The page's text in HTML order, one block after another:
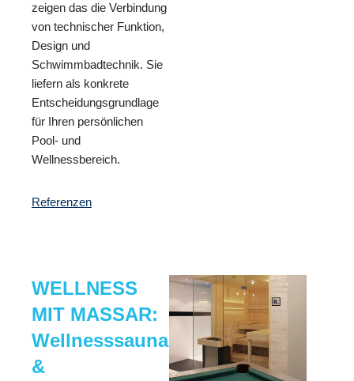
zeigen das die Verbindung
von technischer Funktion,
Design und
Schwimmbadtechnik. Sie
liefern als konkrete
Entscheidungsgrundlage
für Ihren persönlichen
Pool- und
Wellnessbereich.
Referenzen
WELLNESS
MIT MASSAR:
Wellnesssauna
&